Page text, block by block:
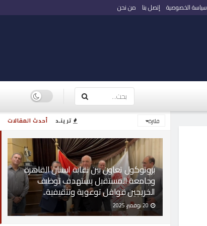
أحدث المقالات ترينـد فلترة
بروتوكول تعاون بين نقابة اسنان القاهرة
وجامعة المستقبل يستهدف توظيف
الخريجين قوافل توعوية وتثقيفية..
20 نوفمبر، 2025
سياسة الخصوصية إتصل بنا من نحن